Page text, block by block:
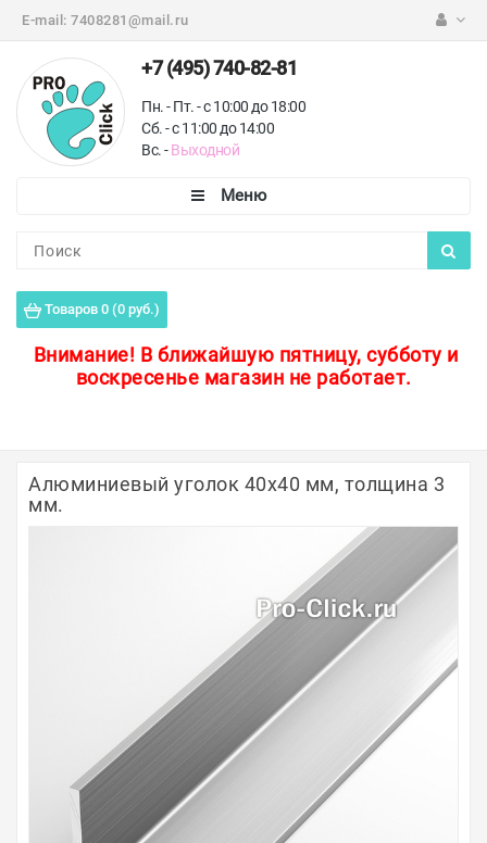
E-mail: 7408281@mail.ru
+7 (495) 740-82-81
Пн. - Пт. - с 10:00 до 18:00
Сб. - с 11:00 до 14:00
Вс. -Выходной
Товаров 0 (0 руб.)
Внимание! В ближайшую пятницу, субботу и
воскресенье магазин не работает.
Пороги для пола
Защитные уголки
Полосы из металла
Алюминиевые профили
Крепёж и крепления
Садовая мебель
Оплата
Алюминиевый уголок 40х40 мм, толщина 3
мм.